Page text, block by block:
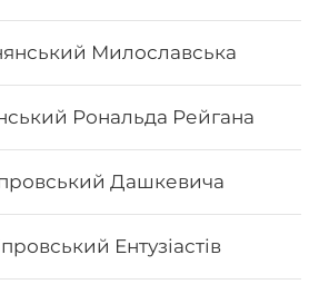
Милославська
Рональда Рейгана
Дашкевича
Ентузіастів